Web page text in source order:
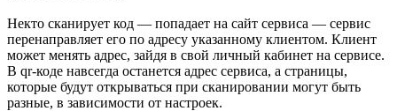
Некто сканирует код — попадает на сайт сервиса — сервис
перенаправляет его по адресу указанному клиентом. Клиент
может менять адрес, зайдя в свой личный кабинет на сервисе.
В qr-коде навсегда останется адрес сервиса, а страницы,
которые будут открываться при сканировании могут быть
разные, в зависимости от настроек.